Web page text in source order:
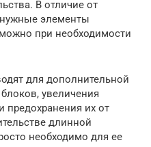
В отличие от
элементы
при необходимости
для дополнительной
увеличения
предохранения их от
длинной
необходимо для ее